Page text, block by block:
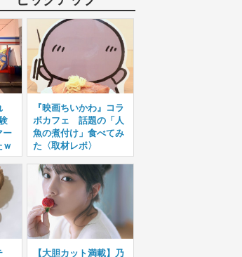
ー
ｗ
『映画ちいかわ』コラ
ボカフェ 話題の「人
魚の煮付け」食べてみ
た〈取材レポ〉
【大胆カット満載】乃